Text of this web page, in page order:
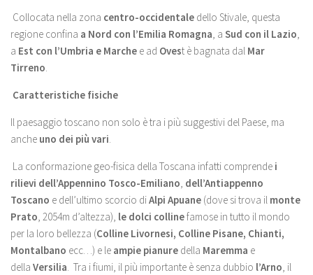
Collocata nella zona centro-occidentale dello Stivale, questa
regione confina a Nord con l’Emilia Romagna, a Sud con il Lazio,
a Est con l’Umbria e Marche e ad Ovest è bagnata dal Mar
Tirreno.
Caratteristiche fisiche
Il paesaggio toscano non solo è tra i più suggestivi del Paese, ma
anche uno dei più vari.
La conformazione geo-fisica della Toscana infatti comprende i
rilievi dell’Appennino Tosco-Emiliano, dell’Antiappenno
Toscano e dell’ultimo scorcio diAlpi Apuane (dove si trova il monte
Prato, 2054m d’altezza), le dolci collinefamose in tutto il mondo
per la loro bellezza (Colline Livornesi, Colline Pisane, Chianti,
Montalbano ecc…) e le ampie pianure della Maremma e
della Versilia. Tra i fiumi, il più importante è senza dubbio l’Arno, il